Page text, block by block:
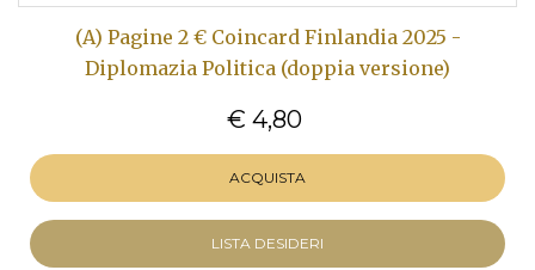
(A) Pagine 2 € Coincard Finlandia 2025 -
Diplomazia Politica (doppia versione)
€ 4,80
ACQUISTA
LISTA DESIDERI